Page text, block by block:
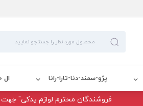
پژو-سمند-دنا-تارا-رانا ال 90
فروشندگان محترم لوازم یدکی"